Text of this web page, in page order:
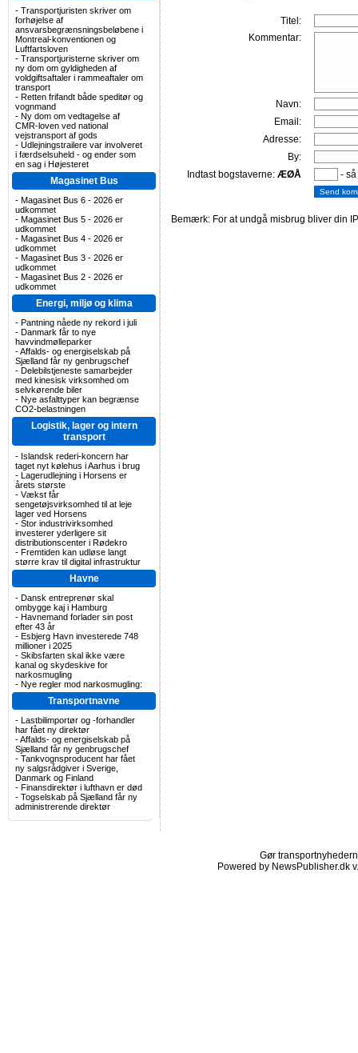
- Transportjuristen skriver om
forhøjelse af
ansvarsbegrænsningsbeløbene i
Montreal-konventionen og
Luftfartsloven
- Transportjuristerne skriver om
ny dom om gyldigheden af
voldgiftsaftaler i rammeaftaler om
transport
- Retten frifandt både speditør og
vognmand
- Ny dom om vedtagelse af
CMR-loven ved national
vejstransport af gods
- Udlejningstrailere var involveret
i færdselsuheld - og ender som
en sag i Højesteret
Magasinet Bus
- Magasinet Bus 6 - 2026 er
udkommet
- Magasinet Bus 5 - 2026 er
udkommet
- Magasinet Bus 4 - 2026 er
udkommet
- Magasinet Bus 3 - 2026 er
udkommet
- Magasinet Bus 2 - 2026 er
udkommet
Energi, miljø og klima
- Pantning nåede ny rekord i juli
- Danmark får to nye
havvindmølleparker
-Affalds- og energiselskab på
Sjælland får ny genbrugschef
- Delebilstjeneste samarbejder
med kinesisk virksomhed om
selvkørende biler
- Nye asfalttyper kan begrænse
CO2-belastningen
Logistik, lager og intern
transport
- Islandsk rederi-koncern har
taget nyt kølehus i Aarhus i brug
- Lagerudlejning i Horsens er
årets største
- Vækst får
sengetøjsvirksomhed til at leje
lager ved Horsens
- Stor industrivirksomhed
investerer yderligere sit
distributionscenter i Rødekro
- Fremtiden kan udløse langt
større krav til digital infrastruktur
Havne
- Dansk entreprenør skal
ombygge kaj i Hamburg
- Havnemand forlader sin post
efter 43 år
- Esbjerg Havn investerede 748
millioner i 2025
- Skibsfarten skal ikke være
kanal og skydeskive for
narkosmugling
- Nye regler mod narkosmugling:
Transportnavne
- Lastbilimportør og -forhandler
har fået ny direktør
-Affalds- og energiselskab på
Sjælland får ny genbrugschef
- Tankvognsproducent har fået
ny salgsrådgiver i Sverige,
Danmark og Finland
- Finansdirektør i lufthavn er død
- Togselskab på Sjælland får ny
administrerende direktør
Titel:
Kommentar:
Navn:
Email:
Adresse:
By:
Indtast bogstaverne: ÆØÅ -
Bemærk: For at undgå misbrug bliver din
Gør
Powered by NewsPublisher.dk